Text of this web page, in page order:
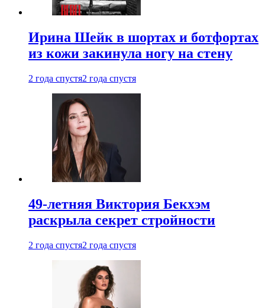
Ирина Шейк в шортах и ботфортах
из кожи закинула ногу на стену
2 года спустя2 года спустя
49-летняя Виктория Бекхэм
раскрыла секрет стройности
2 года спустя2 года спустя